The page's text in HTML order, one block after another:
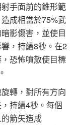
手面前的錐形範
成相當於75%武
影傷害，並使目
，持續8秒。在2
恐怖噴散使目標
轉，對所有方向
持續4秒。每個
箭矢造成